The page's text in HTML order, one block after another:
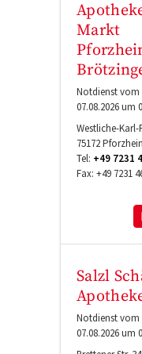
Markt
Notdienst vom
07.08.2026 um
Westliche-Karl-
75172
Tel: +49 7231
Fax: +49 7231
Salzl
Notdienst vom
07.08.2026 um